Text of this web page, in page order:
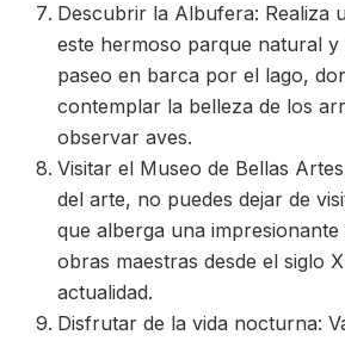
Descubrir la Albufera: Realiza
este hermoso parque natural y
paseo en barca por el lago,
contemplar la belleza de los
observar aves.
Visitar el Museo de Bellas
del arte, no puedes dejar de
que alberga una
obras maestras desde el siglo
actualidad.
Disfrutar de la vida nocturna: